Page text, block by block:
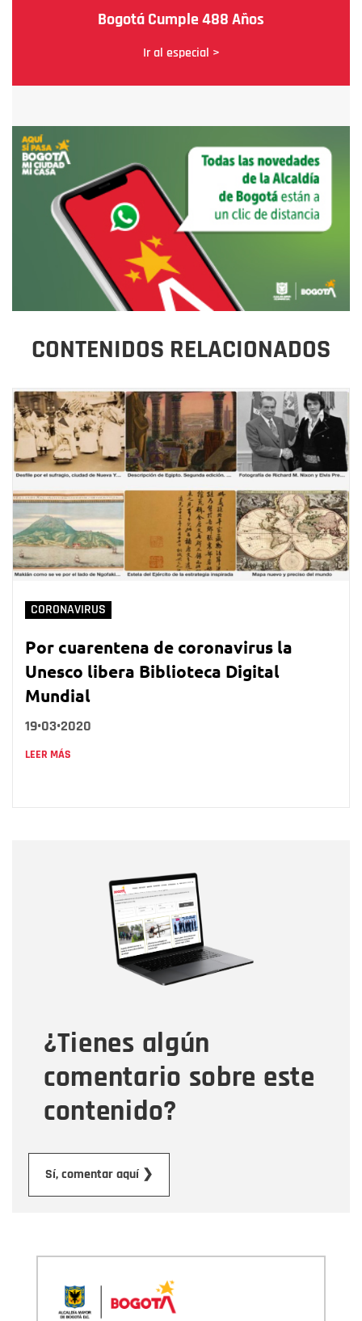
Bogotá Cumple 488 Años
Ir al especial >
CONTENIDOS RELACIONADOS
CORONAVIRUS
Por cuarentena de coronavirus la
Unesco libera Biblioteca Digital
Mundial
19•03•2020
LEER MÁS
¿Tienes algún
comentario sobre este
contenido?
Sí, comentar aquí ❯
Correo electrónico
Tipo de comentario
Mensaje